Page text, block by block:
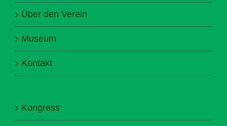
Über den Verein
Museum
Kontakt
Kongress